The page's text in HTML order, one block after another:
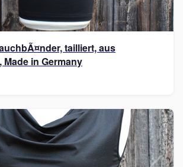
tailliert, aus
in Germany